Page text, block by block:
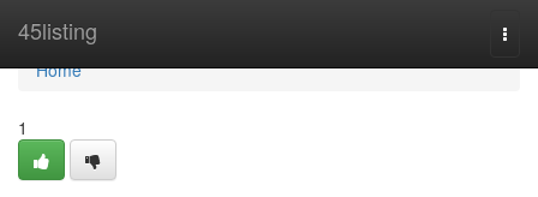
45listing
Home
Home
1